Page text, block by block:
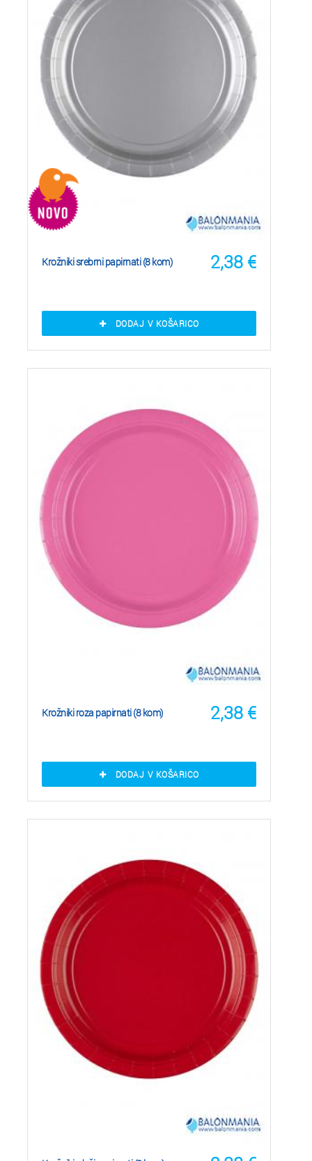
2,38 €
Krožniki srebrni papirnati (8 kom)
DODAJ V KOŠARICO
2,38 €
Krožniki roza papirnati (8 kom)
DODAJ V KOŠARICO